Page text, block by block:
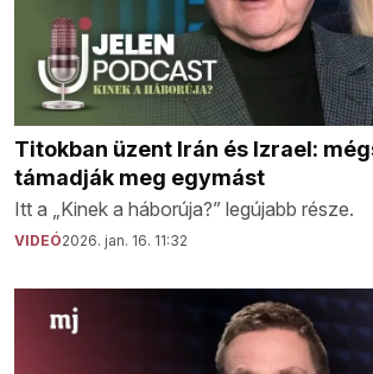
Titokban üzent Irán és Izrael:
támadják meg egymást
Itt a „Kinek a háborúja?” legújabb része.
VIDEÓ2026. jan. 16. 11:32